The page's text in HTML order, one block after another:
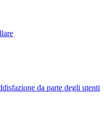
da parte degli utenti